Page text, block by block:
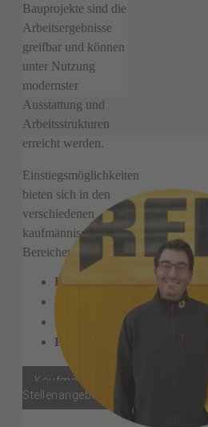
Bauprojekte sind die
Arbeitsergebnisse
greifbar und können
unter Nutzung
modernster
Ausstattung und
Arbeitsstrukturen
erreicht werden.
Einstiegsmöglichkeiten
bieten sich in den
verschiedenen
kaufmännischen
Bereichen, wie z. B.
Finanzwesen
Controlling
Einkauf
Personal
Kaufmännische
Stellenangebote